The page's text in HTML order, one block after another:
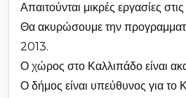
Απαιτούνται μικρές εργασίες
Θα ακυρώσουμε την
2013.
Ο χώρος στο Καλλιπάδο είναι
Ο δήμος είναι υπεύθυνος για